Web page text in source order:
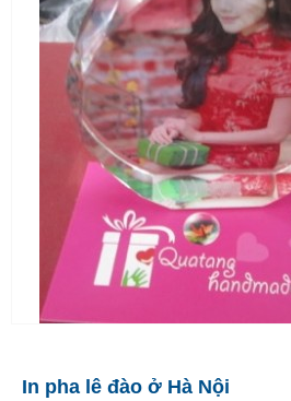
In pha lê đào ở Hà Nội